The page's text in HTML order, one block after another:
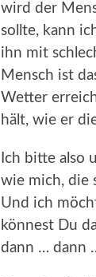
wird der
sollte, kann
ihn mit
Mensch ist
Wetter
hält, wie er
Ich bitte also
wie mich, die
Und ich
könnest Du
dann … dann